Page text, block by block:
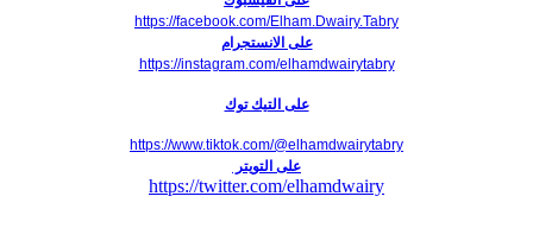
https://facebook.com/Elham.Dwairy.Tabry
على الانستجرام
https://instagram.com/elhamdwairytabry
على التيك توك
https://www.tiktok.com/@elhamdwairytabry
على التويتر
https://twitter.com/elhamdwairy